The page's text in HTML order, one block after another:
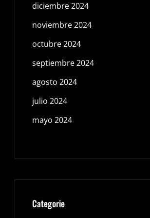
diciembre 2024
noviembre 2024
octubre 2024
septiembre 2024
agosto 2024
julio 2024
mayo 2024
Categorie